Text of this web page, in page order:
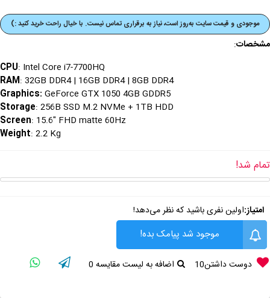
موجودی و قیمت‌ سایت به‌روز است، نیاز به برقراری تماس نیست. با خیال راحت خرید کنید :)
مشخصات:
CPU: Intel Core i7-7700HQ
RAM: 32GB DDR4 | 16GB DDR4 | 8GB DDR4
Graphics: GeForce GTX 1050 4GB GDDR5
Storage: 256B SSD M.2 NVMe + 1TB HDD
Screen: 15.6" FHD matte 60Hz
Weight: 2.2 Kg
تمام شد!
امتیاز:اولین نفری باشید که نظر می‌دهد!
موجود شد پیامک بده!
دوست داشتن10 اضافه به لیست مقایسه 0